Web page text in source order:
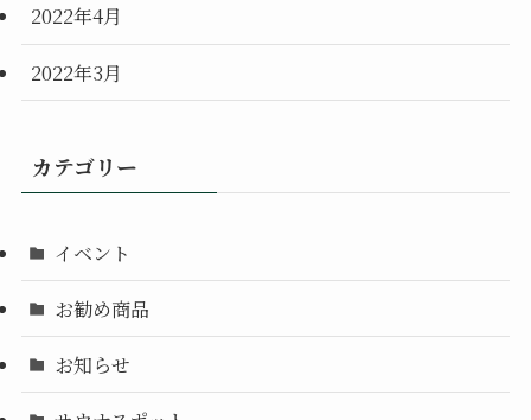
2022年4月
2022年3月
カテゴリー
イベント
お勧め商品
お知らせ